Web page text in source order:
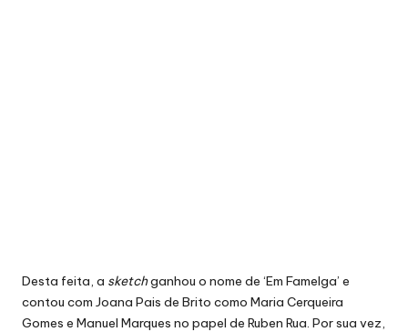
Desta feita, a sketchganhou o nome de ‘Em Famelga’ e
contou com Joana Pais de Brito como Maria Cerqueira
Gomes e Manuel Marques no papel de Ruben Rua. Por sua vez,